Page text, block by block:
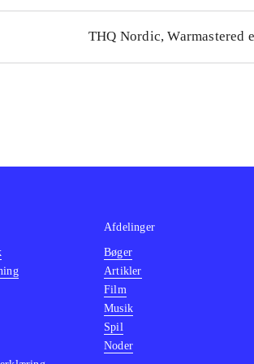
THQ Nordic, Warmastered
Afdelinger
Bøger
Artikler
Film
Musik
Spil
Noder